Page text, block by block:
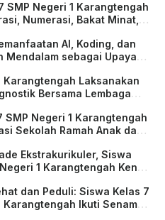
SMP Negeri 1 Karangtengah
Numerasi, Bakat Minat,
Kondisi Sosial Emosional
Belajar AI, Koding, dan
Mendalam sebagai Upaya
Kompetensi Guru
Karangtengah Laksanakan
Bersama Lembaga
bagi Siswa Kelas 7
SMP Negeri 1 Karangtengah
Sekolah Ramah Anak dan
Ekstrakurikuler, Siswa
1 Karangtengah Kenali
Potensi Diri
dan Peduli: Siswa Kelas 7
Karangtengah Ikuti Senam